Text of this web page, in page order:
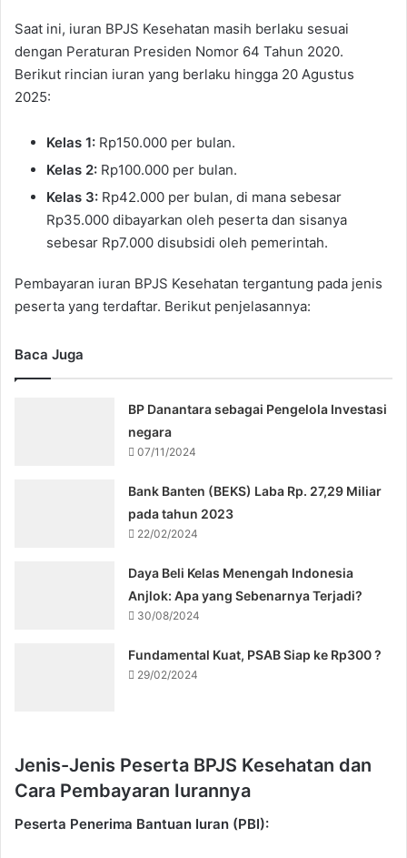
Saat ini, iuran BPJS Kesehatan masih berlaku sesuai
dengan Peraturan Presiden Nomor 64 Tahun 2020.
Berikut rincian iuran yang berlaku hingga 20 Agustus
2025:
Kelas 1: Rp150.000 per bulan.
Kelas 2: Rp100.000 per bulan.
Kelas 3: Rp42.000 per bulan, di mana sebesar
Rp35.000 dibayarkan oleh peserta dan sisanya
sebesar Rp7.000 disubsidi oleh pemerintah.
Pembayaran iuran BPJS Kesehatan tergantung pada jenis
peserta yang terdaftar. Berikut penjelasannya:
Baca Juga
BP Danantara sebagai Pengelola Investasi
negara
07/11/2024
Bank Banten (BEKS) Laba Rp. 27,29 Miliar
pada tahun 2023
22/02/2024
Daya Beli Kelas Menengah Indonesia
Anjlok: Apa yang Sebenarnya Terjadi?
30/08/2024
Fundamental Kuat, PSAB Siap ke Rp300 ?
29/02/2024
Jenis-Jenis Peserta BPJS Kesehatan dan
Cara Pembayaran Iurannya
Peserta Penerima Bantuan Iuran (PBI):